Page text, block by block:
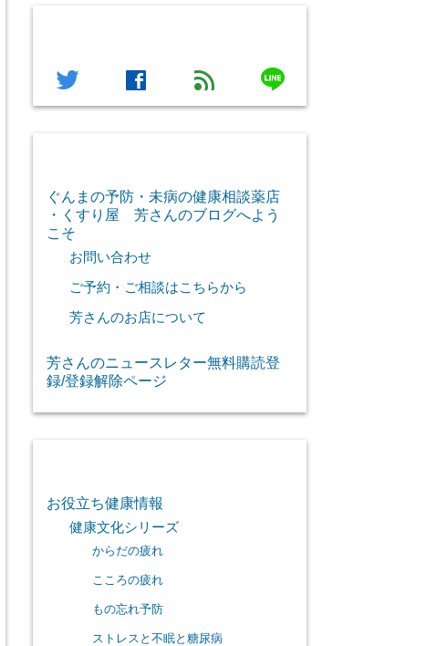
twitter facebook feed line
ぐんまの予防・未病の健康相談薬店
・くすり屋 芳さんのブログへよう
こそ
お問い合わせ
ご予約・ご相談はこちらから
芳さんのお店について
芳さんのニュースレター無料購読登
録/登録解除ページ
お役立ち健康情報
健康文化シリーズ
からだの疲れ
こころの疲れ
もの忘れ予防
ストレスと不眠と糖尿病